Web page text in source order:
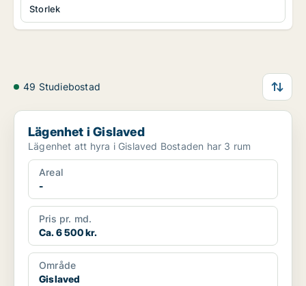
Storlek
49 Studiebostad
Lägenhet i Gislaved
Lägenhet i Gislaved
Lägenhet att hyra i Gislaved Bostaden har 3 rum
Areal
-
Pris pr. md.
Ca. 6 500 kr.
Område
Gislaved